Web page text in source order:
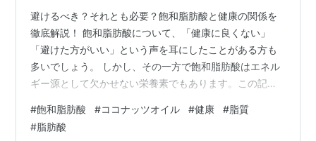
避けるべき？それとも必要？飽和脂肪酸と健康の関係を
徹底解説！ 飽和脂肪酸について、「健康に良くない」
「避けた方がいい」という声を耳にしたことがある方も
多いでしょう。 しかし、その一方で飽和脂肪酸はエネル
ギー源として欠かせない栄養素でもあります。この記事
常生活でどのように摂取すればよいかを見ていきましょ
う。 飽和脂肪酸とは？まずは基本を理解しよう 飽和脂肪
#飽和脂肪酸 #ココナッツオイル #健康 #脂質
#脂肪酸